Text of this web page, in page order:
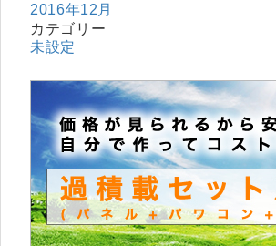
2016年12月
カテゴリー
未設定